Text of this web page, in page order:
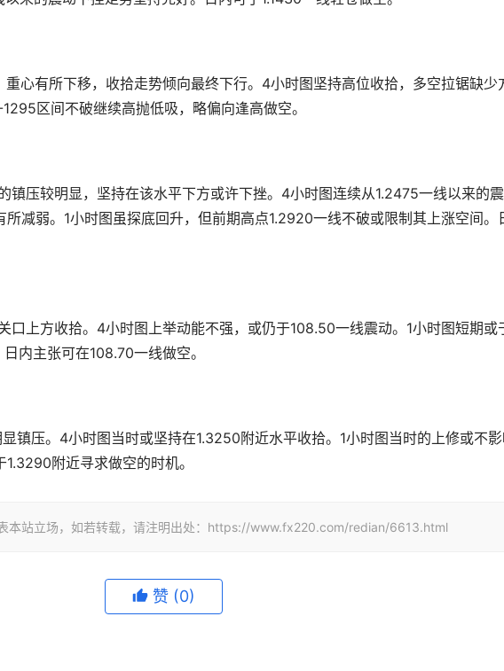
心有所下移，收拾走势倾向最终下行。4小时图坚持高位收拾，多空拉锯缺少
区间不破继续高抛低吸，略偏向逢高做空。
压较明显，坚持在该水平下方或许下挫。4小时图连续从1.2475一线以来的
所减弱。1小时图虽探底回升，但前期高点1.2920一线不破或限制其上涨空间。
上方收拾。4小时图上举动能不强，或仍于108.50一线震动。1小时图短期或
内主张可在108.70一线做空。
镇压。4小时图当时或坚持在1.3250附近水平收拾。1小时图当时的上修或不
附近寻求做空的时机。
本站立场，如若转载，请注明出处：https://www.fx220.com/redian/6613.html
赞 (0)